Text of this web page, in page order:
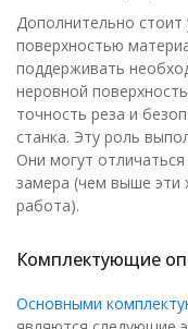
Дополнительно
поверхностью
поддерживать
неровной
точность реза и
станка. Эту роль
Они могут
замера (чем выше эти
работа).
Комплектующие
Основными